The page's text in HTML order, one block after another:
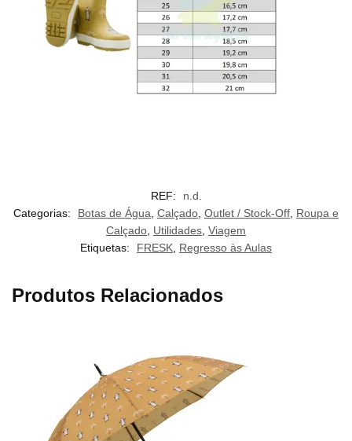
REF:
n.d.
Categorias:
Botas de Água, Calçado, Outlet / Stock-Off, Roupa e
Calçado, Utilidades, Viagem
Etiquetas:
FRESK, Regresso às Aulas
Produtos Relacionados